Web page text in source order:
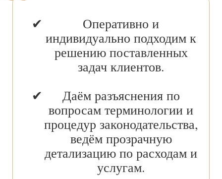
Оперативно и
индивидуально подходим к
решению поставленных
задач клиентов.
Даём разъяснения по
вопросам терминологии и
процедур законодательства,
ведём прозрачную
детализацию по расходам и
услугам.